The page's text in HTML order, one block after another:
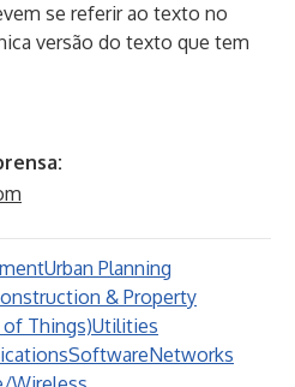
se referir ao texto no
versão do texto que tem
Urban Planning
& Property
Things)Utilities
SoftwareNetworks